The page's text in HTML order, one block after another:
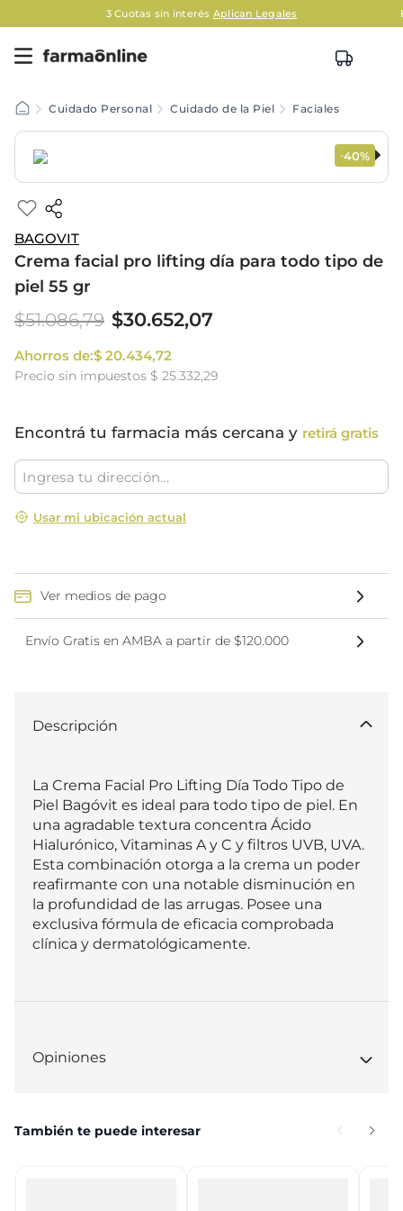
3 Cuotas sin interés Aplican Legales
Cuidado Personal Cuidado de la Piel Faciales
-40%
BAGOVIT
Crema facial pro lifting día para todo tipo de
piel 55 gr
$51.086,79 $30.652,07
Ahorros de:$ 20.434,72
Precio sin impuestos $ 25.332,29
Encontrá tu farmacia más cercana y retirá gratis
Usar mi ubicación actual
Ver medios de pago
Envío Gratis en AMBA a partir de $120.000
Descripción
La Crema Facial Pro Lifting Día Todo Tipo de
Piel Bagóvit es ideal para todo tipo de piel. En
una agradable textura concentra Ácido
Hialurónico, Vitaminas A y C y filtros UVB, UVA.
Esta combinación otorga a la crema un poder
reafirmante con una notable disminución en
la profundidad de las arrugas. Posee una
exclusiva fórmula de eficacia comprobada
clínica y dermatológicamente.
Opiniones
También te puede interesar